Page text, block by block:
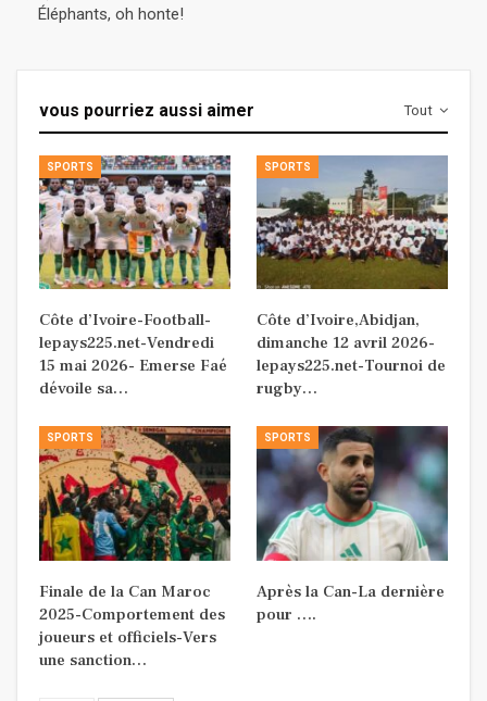
Éléphants, oh honte!
Tout
vous pourriez aussi aimer
SPORTS
Côte d’Ivoire-Football-
lepays225.net-Vendredi
15 mai 2026- Emerse Faé
dévoile sa…
SPORTS
Côte d’Ivoire,Abidjan,
dimanche 12 avril 2026-
lepays225.net-Tournoi de
rugby…
SPORTS
Finale de la Can Maroc
2025-Comportement des
joueurs et officiels-Vers
une sanction…
SPORTS
Après la Can-La dernière
pour ….